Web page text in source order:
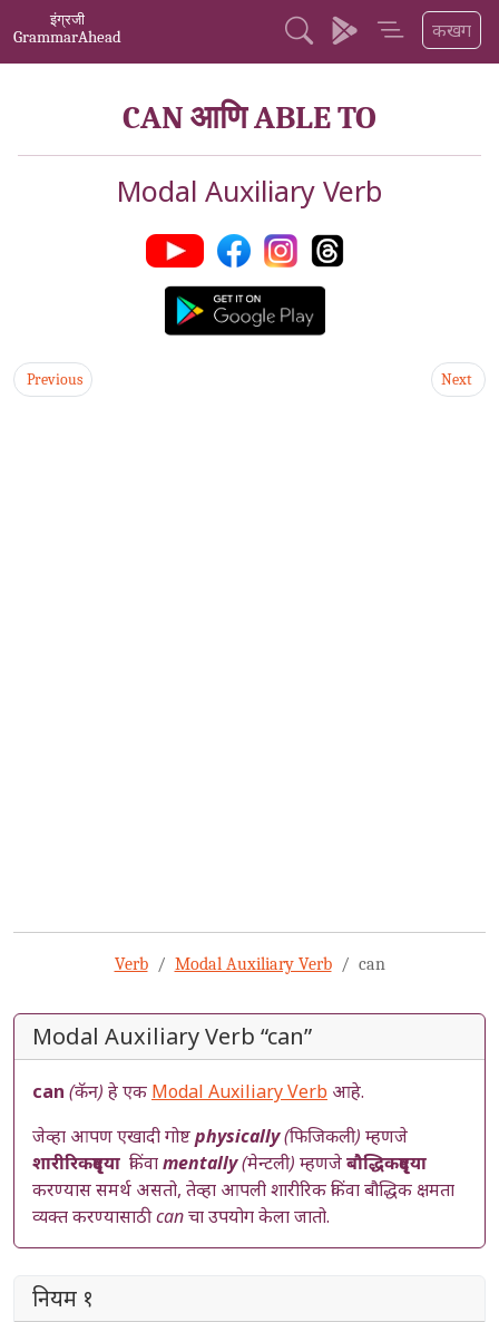
इंग्रजी
GrammarAhead कखग
CAN आणि ABLE TO
Modal Auxiliary Verb
Previous Next
Verb Modal Auxiliary Verb can
Modal Auxiliary Verb “can”
can (कॅन) हे एक Modal Auxiliary Verb आहे.
जेव्हा आपण एखादी गोष्टphysically(फिजिकली) म्हणजे
शारीरिकदृष्ट्या किंवाmentally(मेन्टली) म्हणजेबौद्धिकदृष्ट्या
करण्यास समर्थ असतो, तेव्हा आपली शारीरिक किंवा बौद्धिक क्षमता
व्यक्त करण्यासाठीcanचा उपयोग केला जातो.
नियम १